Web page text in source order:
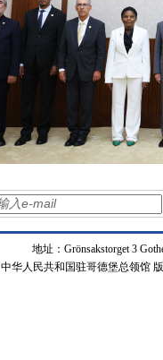
地址：Grönsakstorget 3
中华人民共和国驻哥德堡总领馆